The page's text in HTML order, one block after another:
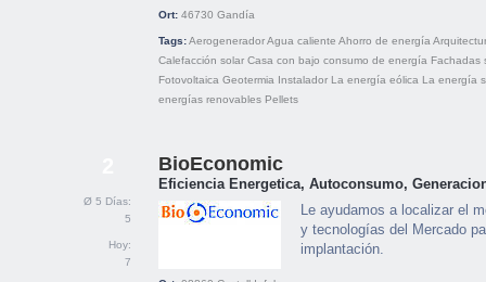
Ort: 46730 Gandía
Tags:AerogeneradorAgua caliente Ahorro de energía
Calefacción solar Casa con bajo consumo de energía Fachadas
Fotovoltaica Geotermia Instalador La energía eólica La energía
energías renovables Pellets
Ø 5 Días:
5
Hoy:
7
BioEconomic
Eficiencia Energetica, Autoconsumo,
Le ayudamos a localizar el
y tecnologías del Mercado
implantación.